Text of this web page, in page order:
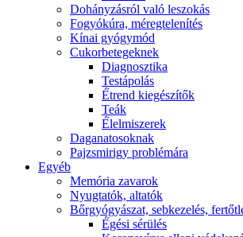
Dohányzásról való leszokás
Fogyókúra, méregtelenítés
Kínai gyógymód
Cukorbetegeknek
Diagnosztika
Testápolás
É́trend kiegészítők
Teák
É́lelmiszerek
Daganatosoknak
Pajzsmirigy problémára
Egyéb
Memória zavarok
Nyugtatók, altatók
Bőrgyógyászat, sebkezelés,
É́gési sérülés